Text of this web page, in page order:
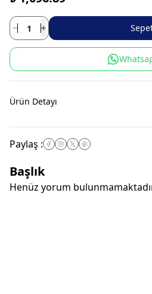
Ürün Detayı
Paylaş :
Başlık
Henüz yorum